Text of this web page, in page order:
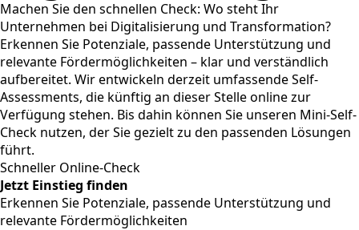
Machen Sie den schnellen Check: Wo steht Ihr
Unternehmen bei Digitalisierung und Transformation?
Erkennen Sie Potenziale, passende Unterstützung und
relevante Fördermöglichkeiten – klar und verständlich
aufbereitet. Wir entwickeln derzeit umfassende Self-
Assessments, die künftig an dieser Stelle online zur
Verfügung stehen. Bis dahin können Sie unseren Mini-Self-
Check nutzen, der Sie gezielt zu den passenden Lösungen
führt.
Schneller Online-Check
Jetzt Einstieg finden
Erkennen Sie Potenziale, passende Unterstützung und
relevante Fördermöglichkeiten